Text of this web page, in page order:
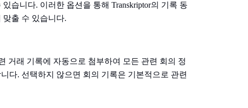
습니다. 이러한 옵션을 통해 Transkriptor의 기록 동
맞출 수 있습니다.
거래 기록에 자동으로 첨부하여 모든 관련 회의 정
다. 선택하지 않으면 회의 기록은 기본적으로 관련